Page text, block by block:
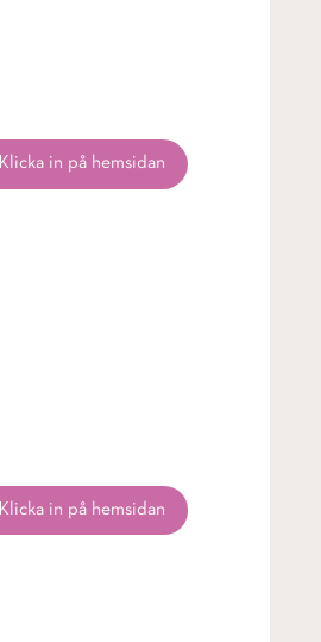
Klicka in på hemsidan
Klicka in på hemsidan